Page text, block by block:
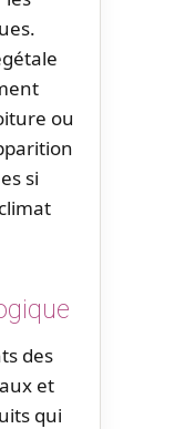
ou
si
des
et
qui